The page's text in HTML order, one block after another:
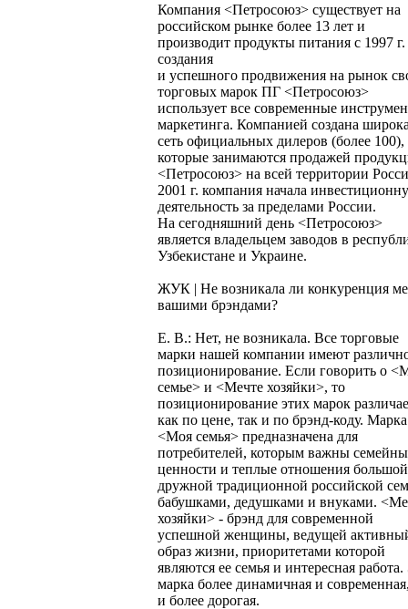
Компания <Петросоюз> существует на
российском рынке более 13 лет и
производит продукты питания с 1997
создания
и успешного продвижения на рынок
торговых марок ПГ <Петросоюз>
использует все современные
маркетинга. Компанией создана
сеть официальных дилеров (более 100),
которые занимаются продажей
<Петросоюз> на всей территории
2001 г. компания начала
деятельность за пределами России.
На сегодняшний день <Петросоюз>
является владельцем заводов в
Узбекистане и Украине.
ЖУК | Не возникала ли конкуренция
вашими брэндами?
Е. В.: Нет, не возникала. Все торговые
марки нашей компании имеют
позиционирование. Если говорить о
семье> и <Мечте хозяйки>, то
позиционирование этих марок
как по цене, так и по брэнд-коду. Марка
<Моя семья> предназначена для
потребителей, которым важны
ценности и теплые отношения большой
дружной традиционной российской
бабушками, дедушками и внуками.
хозяйки> - брэнд для современной
успешной женщины, ведущей
образ жизни, приоритетами которой
являются ее семья и интересная работа.
марка более динамичная и
и более дорогая.